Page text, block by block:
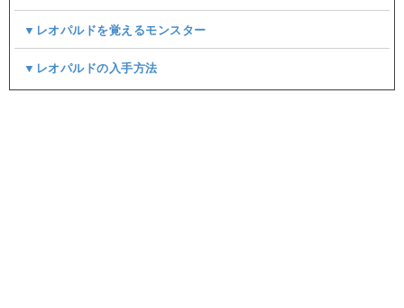
▼レオパルドを覚えるモンスター
▼レオパルドの入手方法